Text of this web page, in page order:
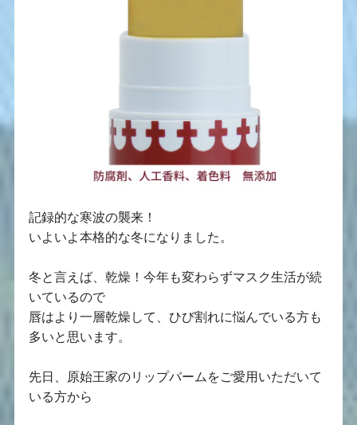
記録的な寒波の襲来！
いよいよ本格的な冬になりました。
冬と言えば、乾燥！今年も変わらずマスク生活が続
いているので
唇はより一層乾燥して、ひび割れに悩んでいる方も
多いと思います。
先日、原始王家のリップバームをご愛用いただいて
いる方から